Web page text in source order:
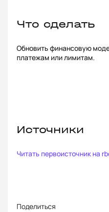
Что сделать
Обновить финансовую
платежам или лимитам.
Источники
Читать первоисточник на
Поделиться